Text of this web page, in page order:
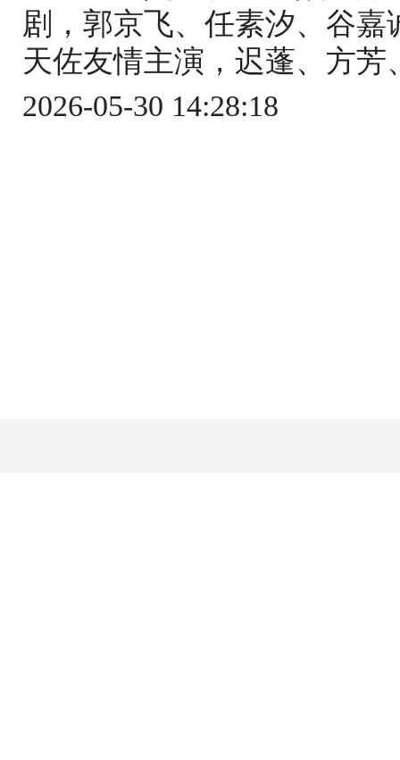
剧，郭京飞、任素汐、谷
天佐友情主演，迟蓬、方
2026-05-30 14:28:18